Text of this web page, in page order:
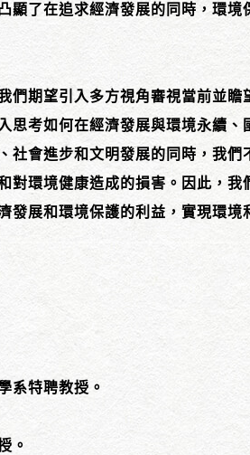
顯了在追求經濟發展的同時，環境
們期望引入多方視角審視當前並瞻
思考如何在經濟發展與環境永續、
社會進步和文明發展的同時，我們
對環境健康造成的損害。因此，我
發展和環境保護的利益，實現環境
系特聘教授。
。